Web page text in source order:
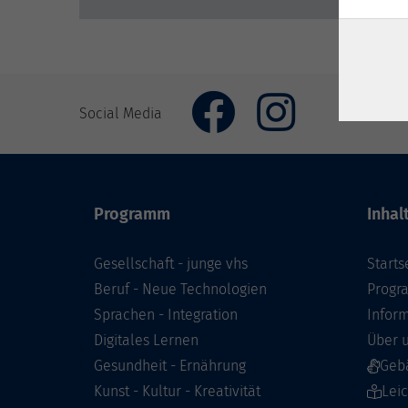
Social Media
Programm
Gesellschaft - junge vhs
Beruf - Neue Technologien
Sprachen - Integration
Digitales Lernen
Gesundheit - Ernährung
Kunst - Kultur - Kreativität
Über